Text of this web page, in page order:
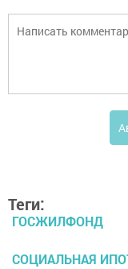
Теги:
ГОСЖИЛФОНД
СОЦИАЛЬНАЯ